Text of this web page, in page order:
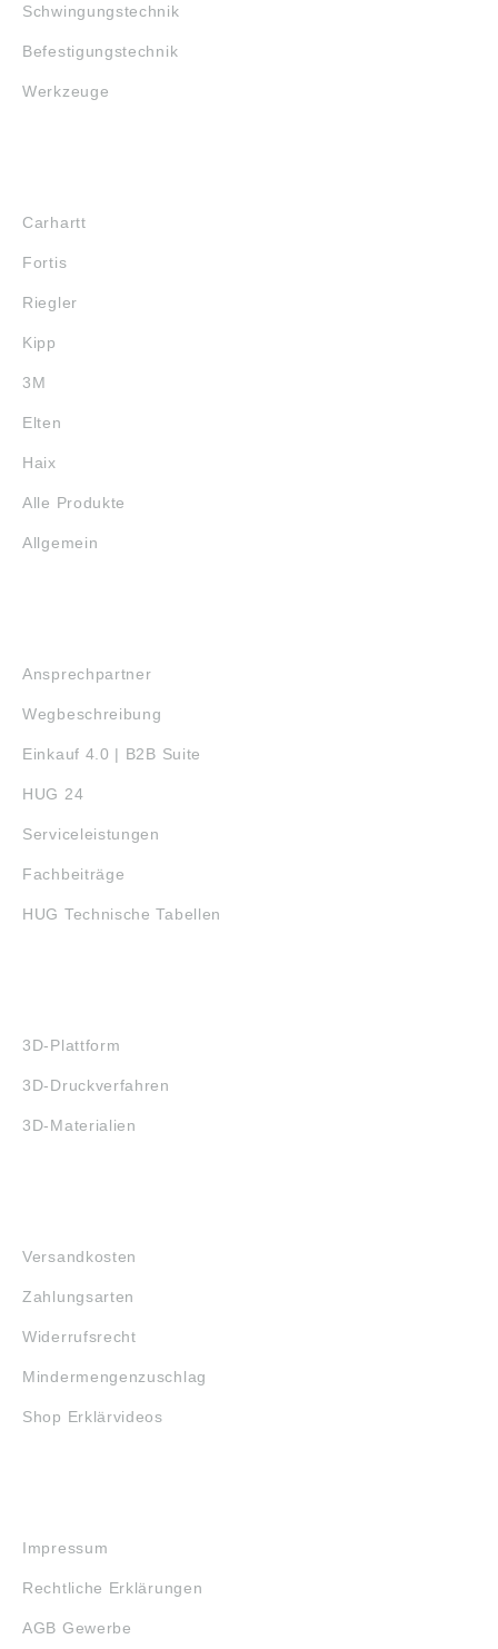
Schwingungstechnik
Befestigungstechnik
Werkzeuge
Carhartt
Fortis
Riegler
Kipp
3M
Elten
Haix
Alle Produkte
Allgemein
Ansprechpartner
Wegbeschreibung
Einkauf 4.0 | B2B Suite
HUG 24
Serviceleistungen
Fachbeiträge
HUG Technische Tabellen
3D-Plattform
3D-Druckverfahren
3D-Materialien
Versandkosten
Zahlungsarten
Widerrufsrecht
Mindermengenzuschlag
Shop Erklärvideos
Impressum
Rechtliche Erklärungen
AGB Gewerbe